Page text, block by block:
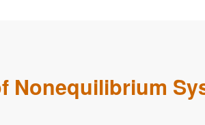
Nonequilibrium